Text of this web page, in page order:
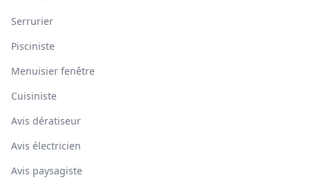
Serrurier
Pisciniste
Menuisier fenêtre
Cuisiniste
Avis dératiseur
Avis électricien
Avis paysagiste